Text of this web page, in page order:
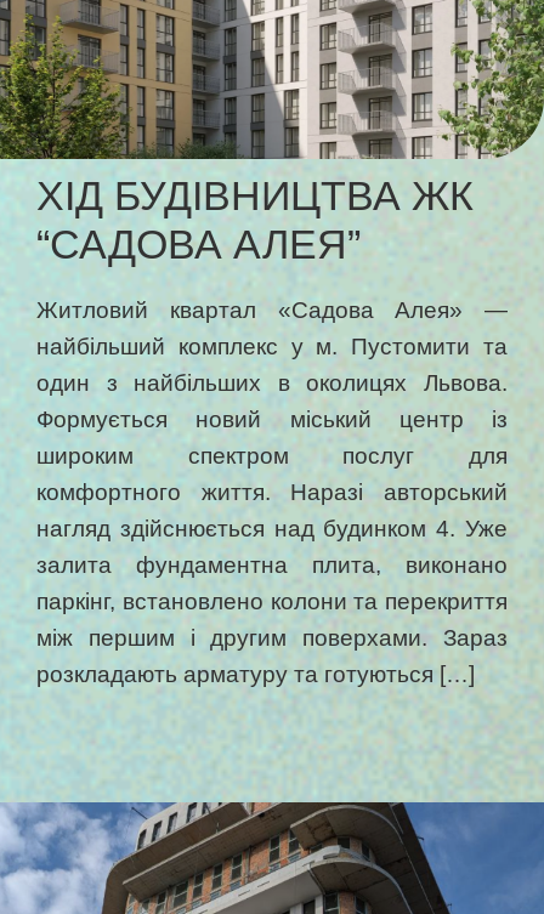
ХІД БУДІВНИЦТВА ЖК
“САДОВА АЛЕЯ”
Житловий квартал «Садова Алея» —
найбільший комплекс у м. Пустомити та
один з найбільших в околицях Львова.
Формується новий міський центр із
широким спектром послуг для
комфортного життя. Наразі авторський
нагляд здійснюється над будинком 4. Уже
залита фундаментна плита, виконано
паркінг, встановлено колони та перекриття
між першим і другим поверхами. Зараз
розкладають арматуру та готуються […]